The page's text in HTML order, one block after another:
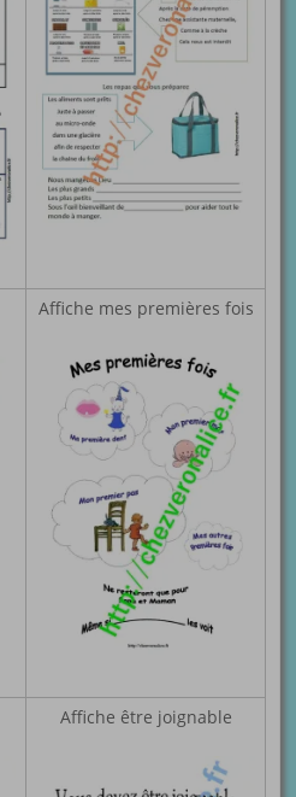
Affiche mes premières fois
Affiche être joignable